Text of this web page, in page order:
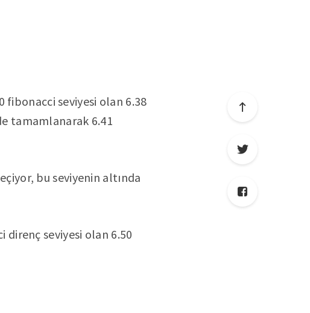
fibonacci seviyesi olan 6.38
tamamlanarak 6.41
bu seviyenin altında
direnç seviyesi olan 6.50